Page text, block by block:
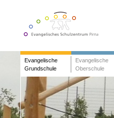
Evangelische
Grundschule
Evangelische
Oberschule